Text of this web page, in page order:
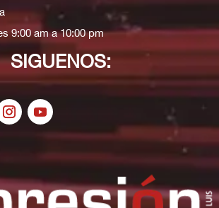
9:00 am a 10:00 pm
SIGUENOS: